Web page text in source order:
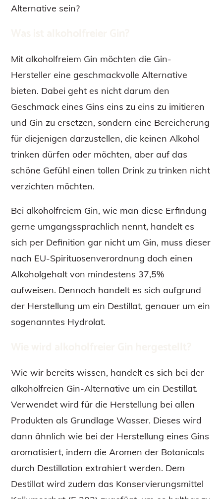
Alternative sein?
Mit alkoholfreiem Gin möchten die Gin-
Hersteller eine geschmackvolle Alternative
bieten. Dabei geht es nicht darum den
Geschmack eines Gins eins zu eins zu imitieren
und Gin zu ersetzen, sondern eine Bereicherung
für diejenigen darzustellen, die keinen Alkohol
trinken dürfen oder möchten, aber auf das
schöne Gefühl einen tollen Drink zu trinken nicht
verzichten möchten.
Bei alkoholfreiem Gin, wie man diese Erfindung
gerne umgangssprachlich nennt, handelt es
sich per Definition gar nicht um Gin, muss dieser
nach EU-Spirituosenverordnung doch einen
Alkoholgehalt von mindestens 37,5%
aufweisen. Dennoch handelt es sich aufgrund
der Herstellung um ein Destillat, genauer um ein
sogenanntes Hydrolat.
Wie wir bereits wissen, handelt es sich bei der
alkoholfreien Gin-Alternative um ein Destillat.
Verwendet wird für die Herstellung bei allen
Produkten als Grundlage Wasser. Dieses wird
dann ähnlich wie bei der Herstellung eines Gins
aromatisiert, indem die Aromen der Botanicals
durch Destillation extrahiert werden. Dem
Destillat wird zudem das Konservierungsmittel